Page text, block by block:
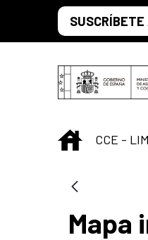
Saltar al contenido
INICIO
CCE -
Mapa